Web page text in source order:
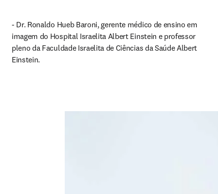
- Dr. Ronaldo Hueb Baroni, gerente médico de ensino em
imagem do Hospital Israelita Albert Einstein e professor
pleno da Faculdade Israelita de Ciências da Saúde Albert
Einstein.